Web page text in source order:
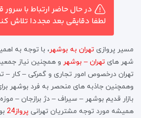
در حال حاضر ارتباط با
لطفا دقایقی بعد مجددا تلاش
مسیر پروازی تهران به بوشهر، با توجه به
شهر های تهران – بوشهر
تهران درخصوص امور تجاری و گمرکی – کار –
وهمچنین جاذبه های منحصر به فرد بوشهر
بازار قدیم بوشهر – سیراف – دژ برازجان –
همیشه مورد توجه مشتریان تهرانی پرواز24